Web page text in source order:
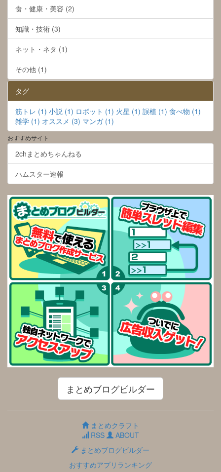
食・健康・美容 (2)
知識・技術 (3)
ネット・ネタ (1)
その他 (1)
タグ
筋トレ (1) 小説 (1) ロボット (1) 火星 (1) 誤植 (1) 食べ物 (1)
雑学 (1) オススメ (3) マンガ (1)
おすすめサイト
2chまとめちゃんねる
ハムスター速報
まとめブログビルダー
まとめクラフト
RSS
ABOUT
まとめブログビルダー
おすすめアプリランキング